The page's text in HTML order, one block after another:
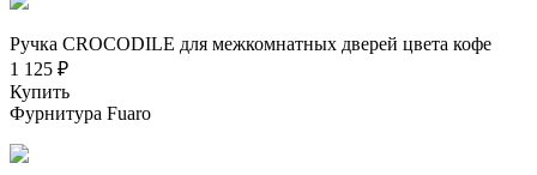
Ручка CROCODILE для межкомнатных дверей цвета кофе
1 125 ₽
Купить
Фурнитура Fuaro